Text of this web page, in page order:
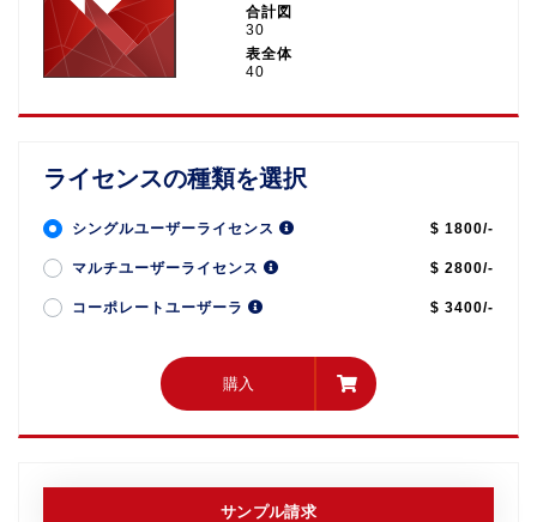
合計図
30
表全体
40
ライセンスの種類を選択
シングルユーザーライセンス $ 1800/-
マルチユーザーライセンス $ 2800/-
コーポレートユーザーラ $ 3400/-
購入
サンプル請求